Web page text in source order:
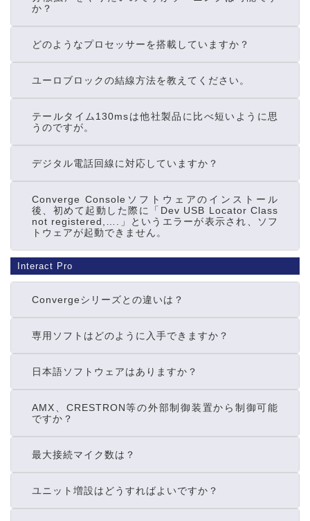
か？
どのようなプロセッサーを搭載していますか？
ユーロブロックの結線方法を教えてください。
テールタイム130msは他社製品に比べ短いように思
うのですが。
デジタル電話回線に対応していますか？
Converge Consoleソフトウェアのインストール
後、初めて起動した際に「Dev USB Locator Class
not registered,….」というエラーが表示され、ソフ
トウェアが起動できません。
Interact Pro
Convergeシリーズとの違いは？
専用ソフトはどのように入手できますか？
日本語ソフトウェアはありますか？
AMX、CRESTRON等の外部制御装置から制御可能
ですか？
最大接続マイク数は？
ユニット増設はどうすればよいですか？